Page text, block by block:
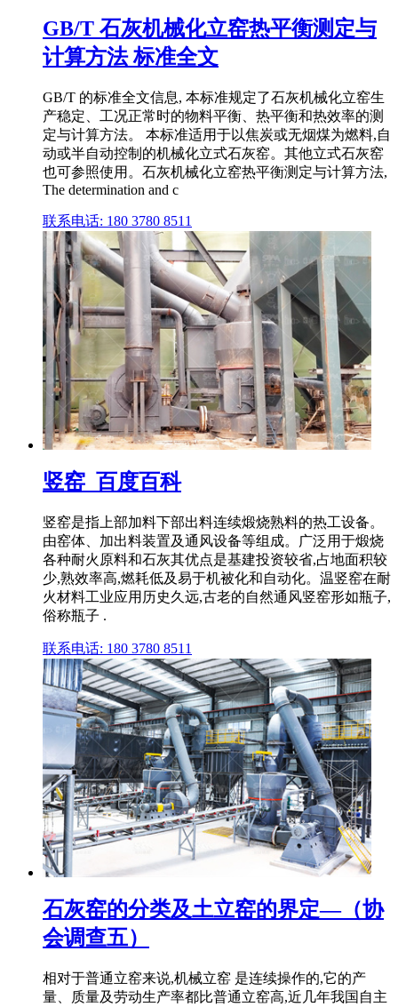
GB/T 石灰机械化立窑热平衡测定与
计算方法 标准全文
GB/T 的标准全文信息, 本标准规定了石灰机械化立窑生
产稳定、工况正常时的物料平衡、热平衡和热效率的测
定与计算方法。 本标准适用于以焦炭或无烟煤为燃料,自
动或半自动控制的机械化立式石灰窑。其他立式石灰窑
也可参照使用。石灰机械化立窑热平衡测定与计算方法,
The determination and c
联系电话: 180 3780 8511
竖窑_百度百科
竖窑是指上部加料下部出料连续煅烧熟料的热工设备。
由窑体、加出料装置及通风设备等组成。广泛用于煅烧
各种耐火原料和石灰其优点是基建投资较省,占地面积较
少,熟效率高,燃耗低及易于机被化和自动化。温竖窑在耐
火材料工业应用历史久远,古老的自然通风竖窑形如瓶子,
俗称瓶子 .
联系电话: 180 3780 8511
石灰窑的分类及土立窑的界定—（协
会调查五）
相对于普通立窑来说,机械立窑 是连续操作的,它的产
量、质量及劳动生产率都比普通立窑高,近几年我国自主